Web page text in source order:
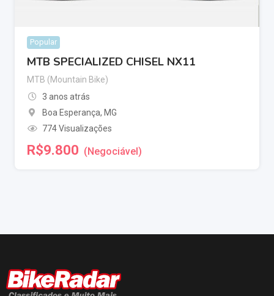
Popular
MTB SPECIALIZED CHISEL NX11
MTB (Mountain Bike)
3 anos atrás
Boa Esperança, MG
774 Visualizações
R$9.800 (Negociável)